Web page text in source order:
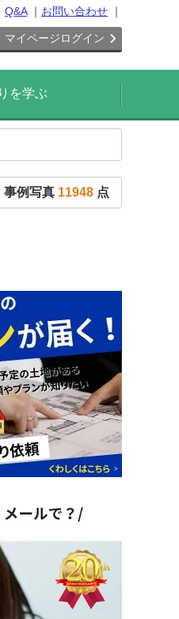
Q&A お問い合わせ
マイページログイン
を学ぶ
事例写真 11948 点